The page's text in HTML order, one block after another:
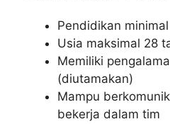
Pendidikan
Usia maksimal 28
Memiliki
(diutamakan)
Mampu
bekerja dalam tim